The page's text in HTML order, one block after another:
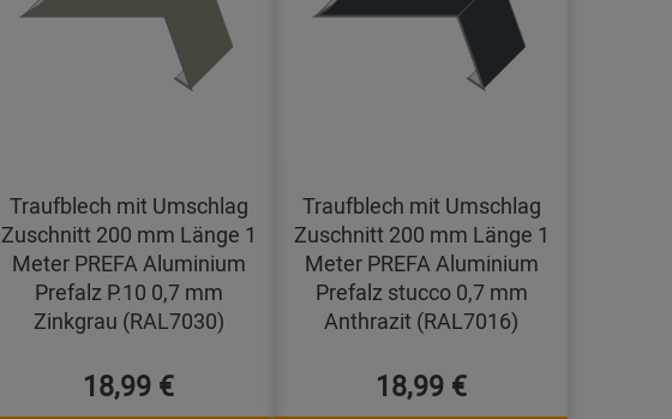
Traufblech mit Umschlag
Zuschnitt 200 mm Länge 1
Meter PREFA Aluminium
Prefalz P.10 0,7 mm
Zinkgrau (RAL7030)
18,99 €
Traufblech mit Umschlag
Zuschnitt 200 mm Länge 1
Meter PREFA Aluminium
Prefalz stucco 0,7 mm
Anthrazit (RAL7016)
18,99 €